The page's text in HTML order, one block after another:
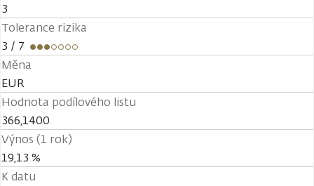
3
Tolerance rizika
3 / 7
Měna
EUR
Hodnota podílového listu
366,1400
Výnos (1 rok)
19,13 %
K datu